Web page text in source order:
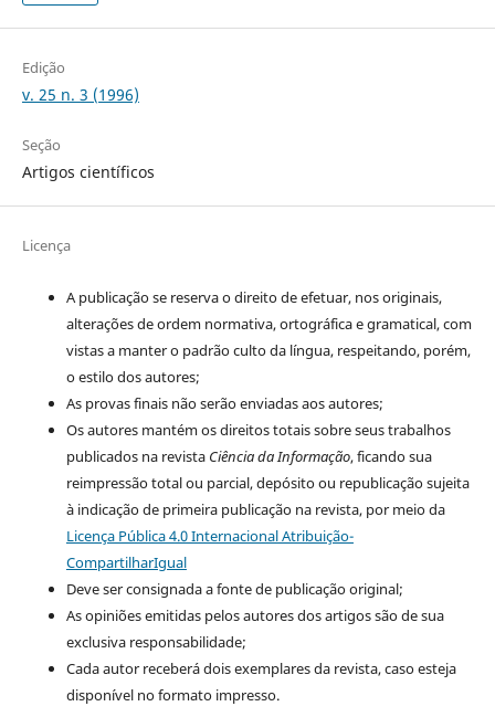
Edição
v. 25 n. 3 (1996)
Seção
Artigos científicos
Licença
A publicação se reserva o direito de efetuar, nos originais,
alterações de ordem normativa, ortográfica e gramatical, com
vistas a manter o padrão culto da língua, respeitando, porém,
o estilo dos autores;
As provas finais não serão enviadas aos autores;
Os autores mantém os direitos totais sobre seus trabalhos
publicados na revista Ciência da Informação, ficando sua
reimpressão total ou parcial, depósito ou republicação sujeita
à indicação de primeira publicação na revista, por meio da
Licença Pública 4.0 Internacional Atribuição-
CompartilharIgual
Deve ser consignada a fonte de publicação original;
As opiniões emitidas pelos autores dos artigos são de sua
exclusiva responsabilidade;
Cada autor receberá dois exemplares da revista, caso esteja
disponível no formato impresso.